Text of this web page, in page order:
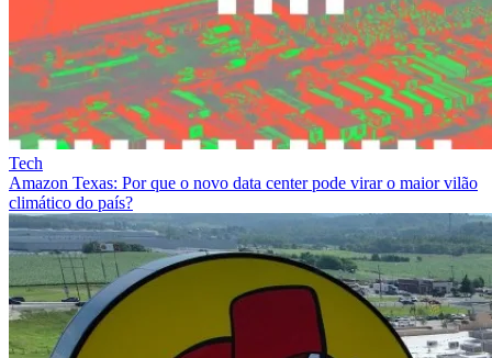
Tech
Amazon Texas: Por que o novo data center pode virar o maior vilão
climático do país?